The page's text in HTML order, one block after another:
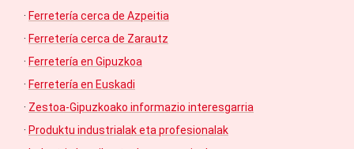
· Ferretería cerca de Azpeitia
· Ferretería cerca de Zarautz
· Ferretería en Gipuzkoa
· Ferretería en Euskadi
· Zestoa-Gipuzkoako informazio interesgarria
· Produktu industrialak eta profesionalak